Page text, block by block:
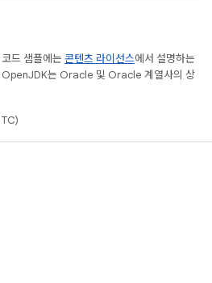
드 샘플에는 콘텐츠 라이선스에서 설명하는
OpenJDK는 Oracle 및 Oracle 계열사의 상